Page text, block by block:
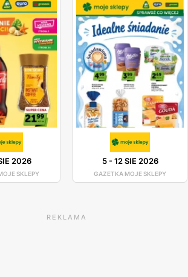
2026
SKLEPY
5-12 SIE 2026
GAZETKA MOJE SKLEPY
REKLAMA